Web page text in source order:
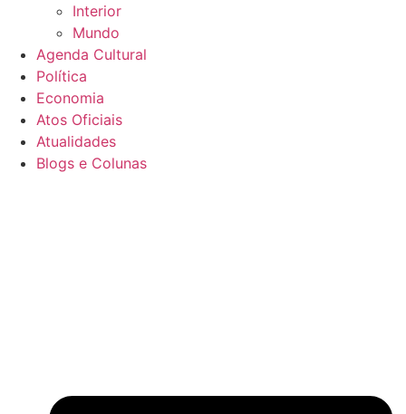
Interior
Mundo
Agenda Cultural
Política
Economia
Atos Oficiais
Atualidades
Blogs e Colunas